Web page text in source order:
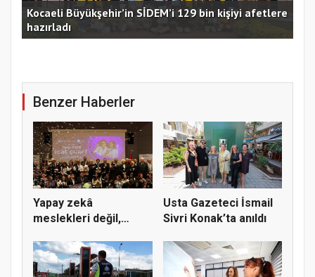
Kocaeli Büyükşehir’in SİDEM’i 129 bin kişiyi afetlere
hazırladı
Benzer Haberler
Yapay zekâ
meslekleri değil,
Usta Gazeteci İsmail
Sivri Konak’ta anıldı